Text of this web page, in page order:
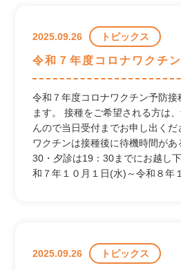
2025.09.26 トピックス
令和７年度コロナワクチ
令和７年度コロナワクチン予防
ます。 接種をご希望される方は
んので当日受付までお申し出く
ワクチンは接種後に待機時間があ
30・夕診は19：30までにお越し
和７年１０月１日(水)～令和８年
2025.09.26 トピックス